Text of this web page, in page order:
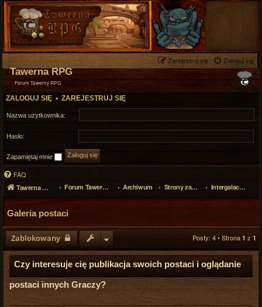
Zaloguj się
Zarejestruj się
Tawerna RPG
Forum Tawerny RPG
ZALOGUJ SIĘ • ZAREJESTRUJ SIĘ
Nazwa użytkownika:
Hasło:
Zapamiętaj mnie
FAQ
Tawerna RPG Forum Tawerny RPG Archiwum Strony zaprzyjaźnione Intergalactic Radio Station
Galeria postaci
Zablokowany Posty: 4 • Strona 1 z 1
Czy interesuje cię publikacja swoich postaci i oglądanie
postaci innych Graczy?